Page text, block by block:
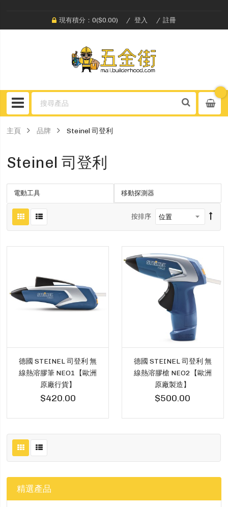
現有積分：0($0.00) 登入 註冊
主頁 品牌 Steinel 司登利
Steinel 司登利
電動工具 移動探測器
按排序
德國 STEINEL 司登利 無
線熱溶膠筆 NEO1【歐洲
原廠行貨】
$420.00
德國 STEINEL 司登利 無
線熱溶膠槍 NEO2【歐洲
原廠製造】
$500.00
精選產品